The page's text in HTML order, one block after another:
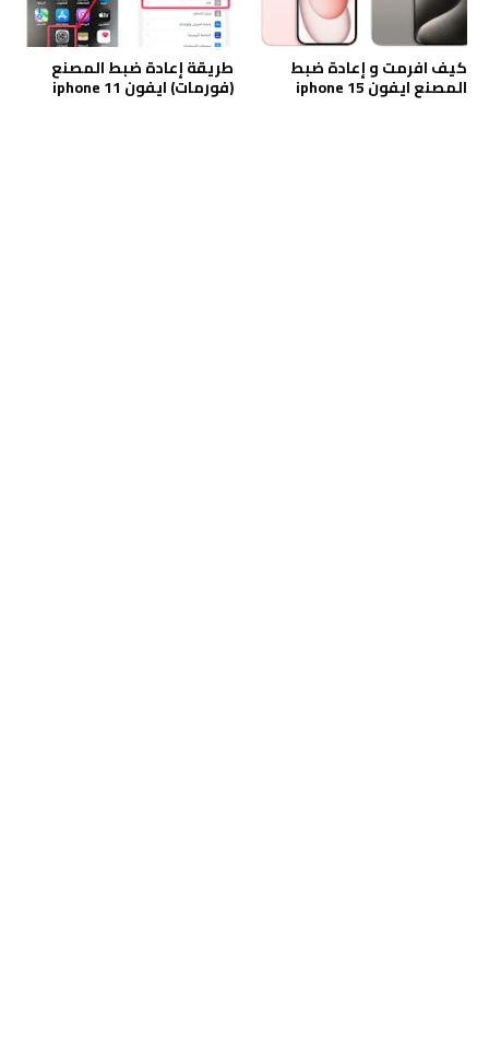
كيف افرمت و إعادة ضبط
المصنع ايفون iphone 15
طريقة إعادة ضبط المصنع
(فورمات) ايفون iphone 11